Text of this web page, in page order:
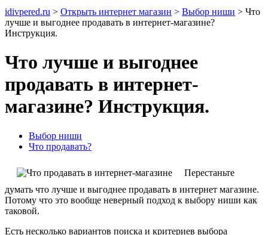
idivpered.ru > Открыть интернет магазин > Выбор ниши > Что
лучше и выгоднее продавать в интернет-магазине?
Инструкция.
Что лучше и выгоднее
продавать в интернет-
магазине? Инструкция.
Выбор ниши
Что продавать?
Перестаньте
думать что лучше и выгоднее продавать в интернет магазине.
Потому что это вообще неверный подход к выбору ниши как
таковой.
Есть несколько вариантов поиска и критериев выбора